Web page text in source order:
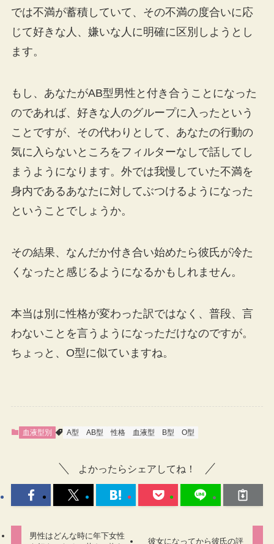
では不満が蓄積していて、その不満の度合いに応
じて好きな人、嫌いな人に明確に区別しようとし
ます。
もし、あなたがAB型男性と付き合うことになった
のであれば、好きな人のグループに入ったという
ことですが、その代わりとして、あなたの行動の
気に入らないところをフィルターなしで話してし
まうようになります。外では我慢していた不満を
身内であるあなたに対してぶつけるようになった
ということでしょうか。
その結果、なんだか付き合い始めたら彼氏が冷た
くなったと感じるようになるかもしれません。
本当は別に性格が変わった訳ではなく、普段、言
わないことを言うようになっただけなのですが。
ちょっと、O型に似ていますね。
血液型別 A型 AB型 性格 血液型 B型 O型
よかったらシェアしてね！
男性はどんな時に年下女性
彼女になってから彼氏の評